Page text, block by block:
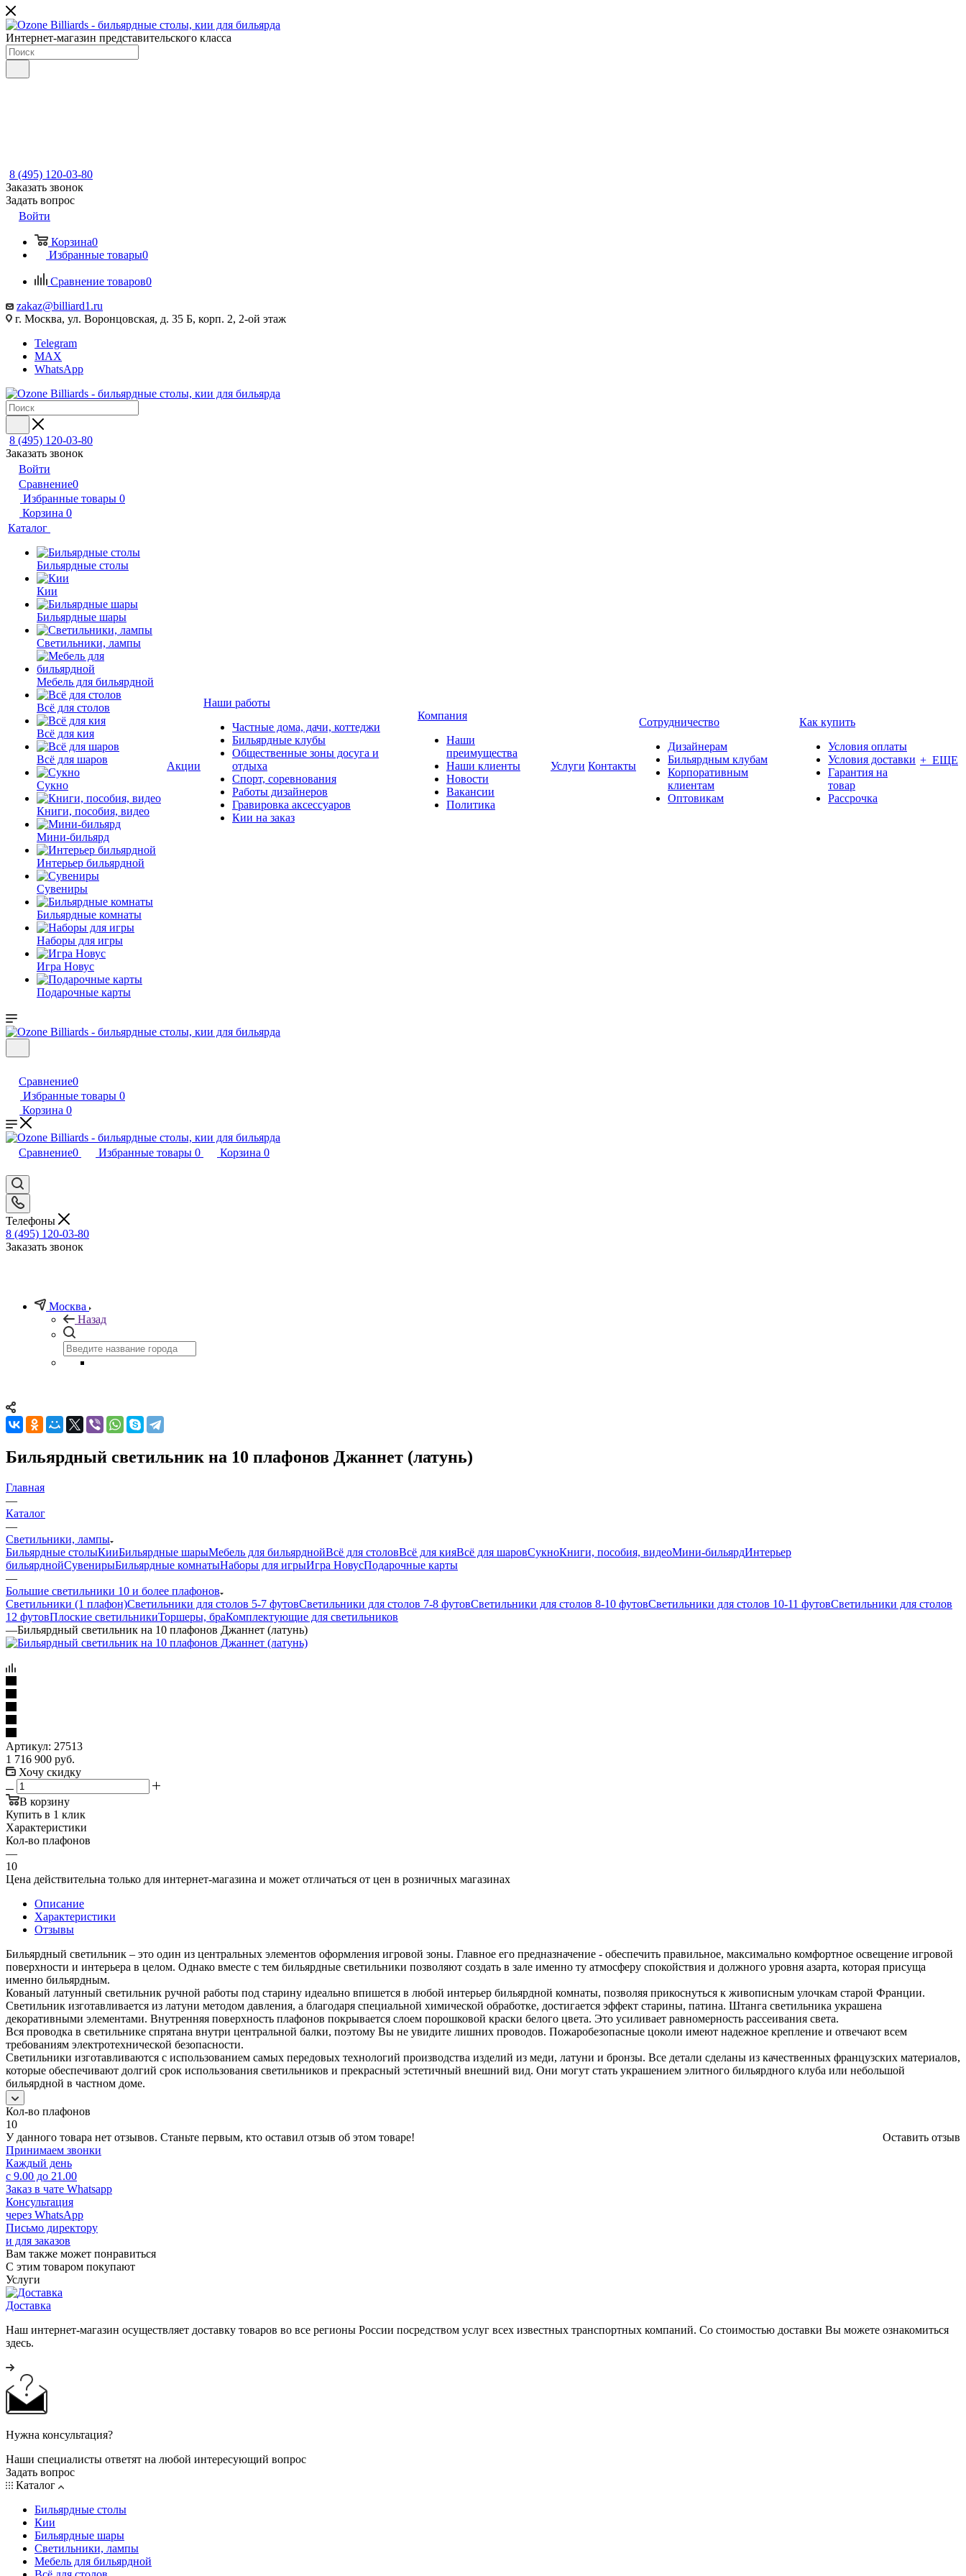
Интернет-магазин представительского класса
8 (495) 120-03-80
Заказать звонок
Задать вопрос
Войти
Корзина0
Избранные товары0
Сравнение товаров0
zakaz@billiard1.ru
г. Москва, ул. Воронцовская, д. 35 Б, корп. 2, 2-ой этаж
Telegram
MAX
WhatsApp
8 (495) 120-03-80
Заказать звонок
Войти
Сравнение0
Избранные товары 0
Корзина 0
Каталог
Бильярдные столы
Кии
Бильярдные шары
Светильники, лампы
Мебель для бильярдной
Всё для столов
Всё для кия
Всё для шаров
Сукно
Книги, пособия, видео
Мини-бильярд
Интерьер бильярдной
Сувениры
Бильярдные комнаты
Наборы для игры
Игра Новус
Подарочные карты
Акции
Наши работы
Частные дома, дачи, коттеджи
Бильярдные клубы
Общественные зоны досуга и
отдыха
Спорт, соревнования
Работы дизайнеров
Гравировка аксессуаров
Кии на заказ
Компания
Наши
преимущества
Наши клиенты
Новости
Вакансии
Политика
Услуги Контакты
Сотрудничество
Дизайнерам
Бильярдным клубам
Корпоративным
клиентам
Оптовикам
Как купить
Условия оплаты
Условия доставки
Гарантия на
товар
Рассрочка
+ ЕЩЕ
Сравнение0
Избранные товары 0
Корзина 0
Сравнение0 Избранные товары 0 Корзина 0
Телефоны
8 (495) 120-03-80
Заказать звонок
Москва
Назад
Бильярдный светильник на 10 плафонов Джаннет (латунь)
Главная
—
Каталог
—
Светильники, лампы
Бильярдные столыКииБильярдные шарыМебель для бильярднойВсё для столовВсё для кияВсё для шаровСукноКниги, пособия, видеоМини-бильярдИнтерьер
бильярднойСувенирыБильярдные комнатыНаборы для игрыИгра НовусПодарочные карты
—
Большие светильники 10 и более плафонов
Светильники (1 плафон)Светильники для столов 5-7 футовСветильники для столов 7-8 футовСветильники для столов 8-10 футовСветильники для столов 10-11 футовСветильники для столов
12 футовПлоские светильникиТоршеры, браКомплектующие для светильников
—Бильярдный светильник на 10 плафонов Джаннет (латунь)
Артикул: 27513
1 716 900 руб.
Хочу скидку
В корзину
Купить в 1 клик
Характеристики
Кол-во плафонов
—
10
Цена действительна только для интернет-магазина и может отличаться от цен в розничных магазинах
Описание
Характеристики
Отзывы
Бильярдный светильник – это один из центральных элементов оформления игровой зоны. Главное его предназначение - обеспечить правильное, максимально комфортное освещение игровой
поверхности и интерьера в целом. Однако вместе с тем бильярдные светильники позволяют создать в зале именно ту атмосферу спокойствия и должного уровня азарта, которая присуща
именно бильярдным.
Кованый латунный светильник ручной работы под старину идеально впишется в любой интерьер бильярдной комнаты, позволяя прикоснуться к живописным улочкам старой Франции.
Светильник изготавливается из латуни методом давления, а благодаря специальной химической обработке, достигается эффект старины, патина. Штанга светильника украшена
декоративными элементами. Внутренняя поверхность плафонов покрывается слоем порошковой краски белого цвета. Это усиливает равномерность рассеивания света.
Вся проводка в светильнике спрятана внутри центральной балки, поэтому Вы не увидите лишних проводов. Пожаробезопасные цоколи имеют надежное крепление и отвечают всем
требованиям электротехнической безопасности.
Светильники изготавливаются с использованием самых передовых технологий производства изделий из меди, латуни и бронзы. Все детали сделаны из качественных французских материалов,
которые обеспечивают долгий срок использования светильников и прекрасный эстетичный внешний вид. Они могут стать украшением элитного бильярдного клуба или небольшой
бильярдной в частном доме.
Кол-во плафонов
10
Оставить отзыв
У данного товара нет отзывов. Станьте первым, кто оставил отзыв об этом товаре!
Принимаем звонки
Каждый день
с 9.00 до 21.00
Заказ в чате Whatsapp
Консультация
через WhatsApp
Письмо директору
и для заказов
Вам также может понравиться
С этим товаром покупают
Услуги
Доставка
Наш интернет-магазин осуществляет доставку товаров во все регионы России посредством услуг всех известных транспортных компаний. Со стоимостью доставки Вы можете ознакомиться
здесь.
Нужна консультация?
Наши специалисты ответят на любой интересующий вопрос
Задать вопрос
Каталог
Бильярдные столы
Кии
Бильярдные шары
Светильники, лампы
Мебель для бильярдной